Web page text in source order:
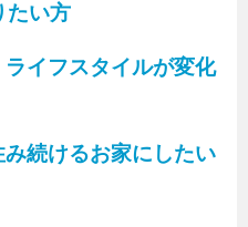
たい方
イフスタイルが変化
続けるお家にしたい